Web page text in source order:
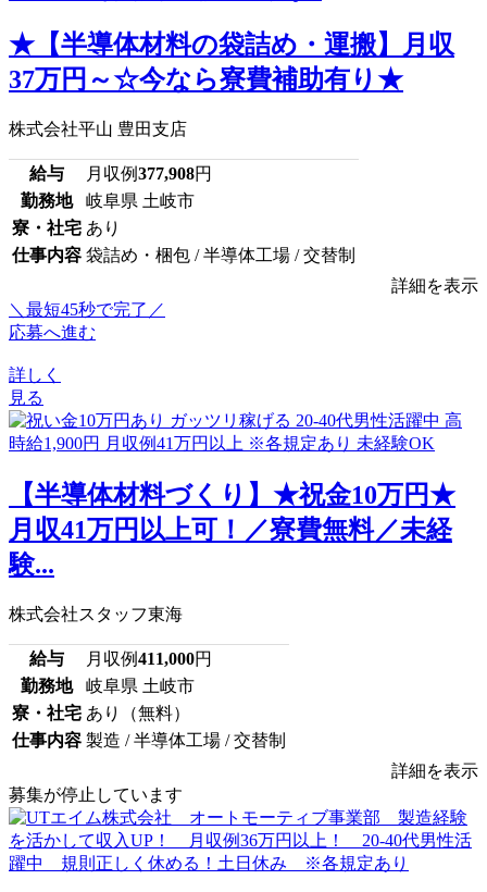
★【半導体材料の袋詰め・運搬】月収
37万円～☆今なら寮費補助有り★
株式会社平山 豊田支店
給与 月収例377,908円
勤務地
岐阜県 土岐市
寮・社宅 あり
仕事内容 袋詰め・梱包 / 半導体工場 / 交替制
詳細を表示
＼最短45秒で完了／
応募へ進む
詳しく
見る
【半導体材料づくり】★祝金10万円★
月収41万円以上可！／寮費無料／未経
験...
株式会社スタッフ東海
給与 月収例411,000円
勤務地
岐阜県 土岐市
寮・社宅 あり（無料）
仕事内容 製造 / 半導体工場 / 交替制
詳細を表示
募集が停止しています